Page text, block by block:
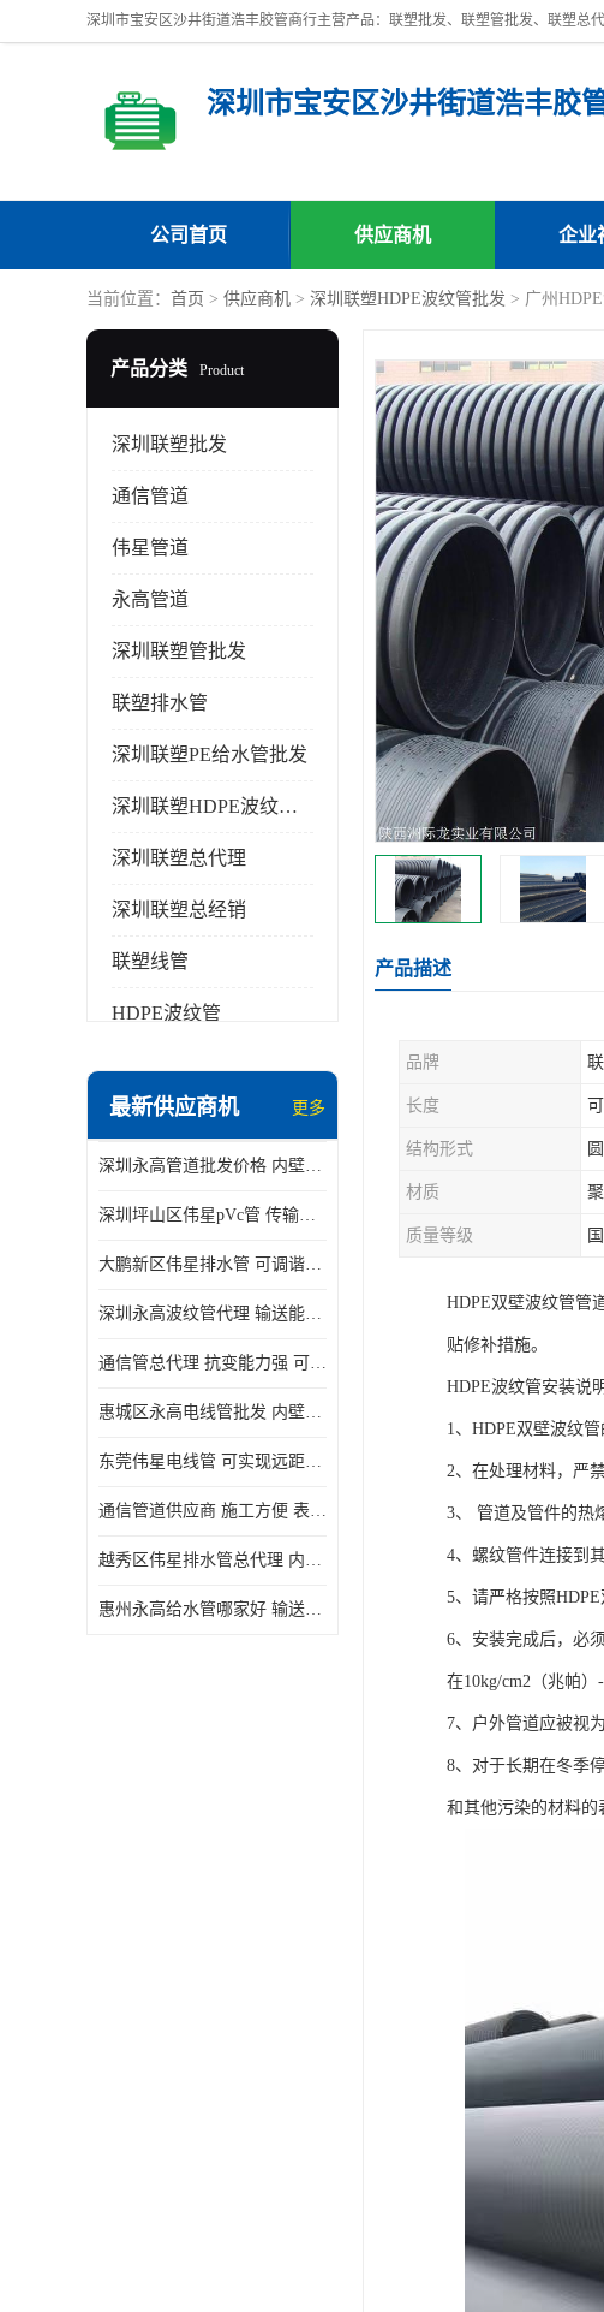
深圳市宝安区沙井街道浩丰胶
公司首页 供应商机 企业
当前位置： 首页 > 供应商机 > 深圳联塑HDPE波纹管批发 > 广州
产品分类 Product
深圳联塑批发
通信管道
伟星管道
永高管道
深圳联塑管批发
联塑排水管
深圳联塑PE给水管批发
深圳联塑HDPE波纹管批发
深圳联塑总代理
深圳联塑总经销
联塑线管
HDPE波纹管
最新供应商机 更多
深圳永高管道批发价格 内壁光滑 抗震性能好
深圳坪山区伟星pVc管 传输损耗小 频率稳定性好
大鹏新区伟星排水管 可调谐性好 大功率 效率高
深圳永高波纹管代理 输送能力强 可以承受高温
通信管总代理 抗变能力强 可耐强震 扭曲
惠城区永高电线管批发 内壁光滑 抗震性能好
东莞伟星电线管 可实现远距离通信 频率稳定性好
通信管道供应商 施工方便 表面电阻系数大
越秀区伟星排水管总代理 内部表面光滑 大功率 效率高
惠州永高给水管哪家好 输送能力强 方便施工和运输
产品描述
品牌
长度
结构形式
材质
质量等级
HDPE双壁波纹管管
贴修补措施。
HDPE波纹管安装说明
1、HDPE双壁波纹
2、在处理材料，严
3、 管道及管件的热
4、螺纹管件连接到
5、请严格按照
6、安装完成后，必
在10kg/cm2（兆帕）
7、户外管道应被视
8、对于长期在冬季
和其他污染的材料的